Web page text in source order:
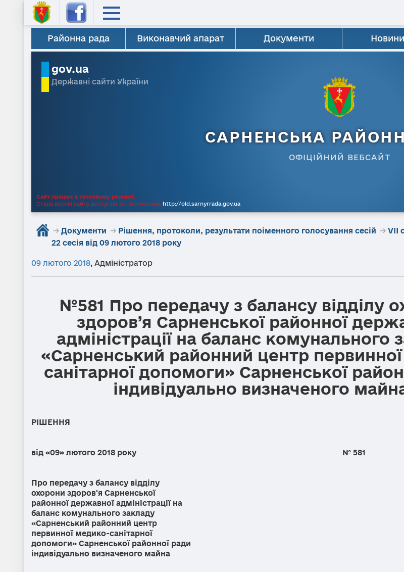
Районна рада Виконавчий апарат Документи Новини
gov.ua
Державні сайти України
САРНЕНСЬКА
ОФІЦІЙНИЙ ВЕБСАЙТ
Сайт працює в тестовому режимі.
Стара версія сайту доступна за посиланням http://old.sarnyrrada.gov.ua
→ Документи → Рішення, протоколи, результати поіменного голосування сесій → VII
22 сесія від 09 лютого 2018 року
09 лютого 2018, Адміністратор
№581 Про передачу з балансу відділу
здоров’я Сарненської районної
адміністрації на баланс комунального
«Сарненський районний центр
санітарної допомоги» Сарненської
індивідуально визначеного
РІШЕННЯ
від «09» лютого 2018 року № 581
Про передачу з балансу відділу
охорони здоров'я Сарненської
районної державної адміністрації на
баланс комунального закладу
«Сарненський районний центр
первинної медико-санітарної
допомоги» Сарненської районної ради
індивідуально визначеного майна